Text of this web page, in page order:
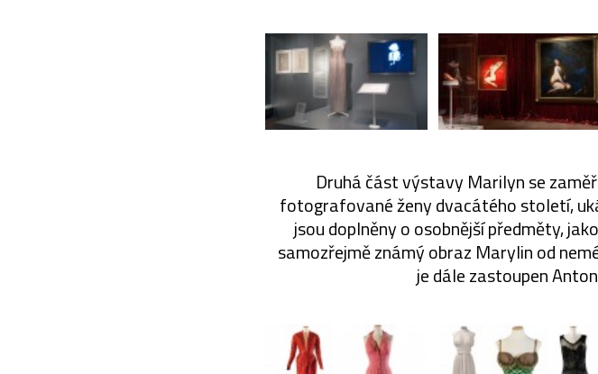
Druhá část výstavy Marilyn se
fotografované ženy dvacátého století,
jsou doplněny o osobnější předměty,
samozřejmě známý obraz Marylin od
je dále zastoupen